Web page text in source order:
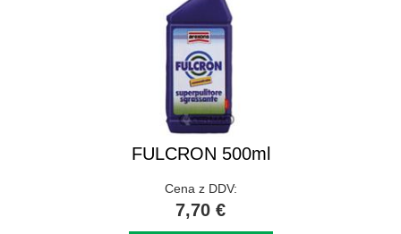
FULCRON 500ml
Cena z DDV:
7,70 €